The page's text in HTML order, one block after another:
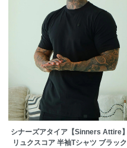
シナーズアタイア【Sinners Attire】
リュクスコア 半袖Tシャツ ブラック